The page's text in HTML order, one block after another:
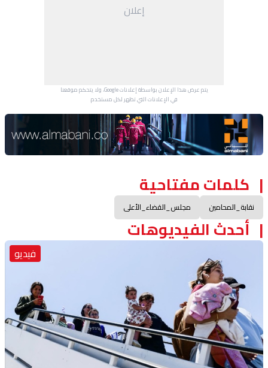
إعلان
يتم عرض هذا الإعلان بواسطة إعلانات Google، ولا يتحكم موقعنا
في الإعلانات التي تظهر لكل مستخدم.
Advertisement Section
كلمات مفتاحية
نقابة_المحامين مجلس_القضاء_الأعلى
أحدث الفيديوهات
فيديو